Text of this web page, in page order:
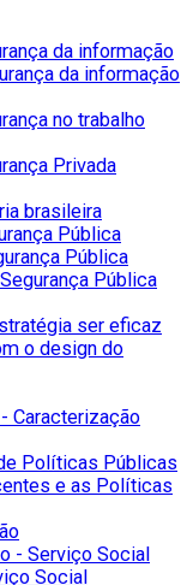
da informação
da informação
no trabalho
Privada
brasileira
Pública
Pública
Pública
ser eficaz
o design do
Caracterização
Políticas Públicas
e as Políticas
- Serviço Social
Social